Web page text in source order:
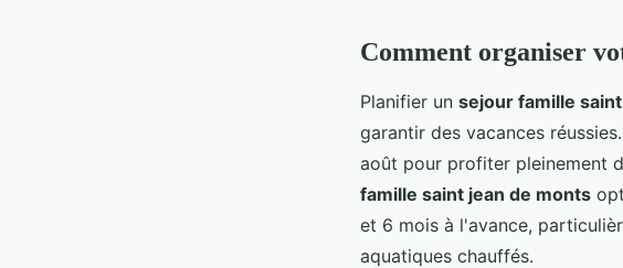
Comment organiser
Planifier un sejour famille
garantir des vacances
août pour profiter pleinement
famille saint jean de monts
et 6 mois à l'avance,
aquatiques chauffés.